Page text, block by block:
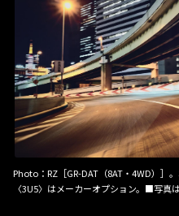
Photo：RZ［GR-DAT（8AT・4WD）］
〈3U5〉はメーカーオプション。■写真は